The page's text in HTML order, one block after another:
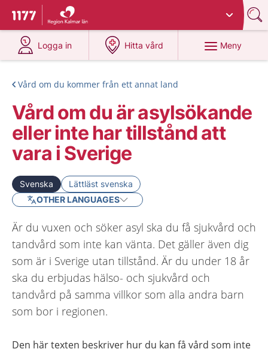
Till startsidan för 1177
Du har valt region
Logga in
på 1177.se
Hitta vård
på 1177.se
Meny
Vård om du kommer från ett annat land
Vård om du är asylsökande
eller inte har tillstånd att
vara i Sverige
Svenska
Lättläst svenska
OTHER LANGUAGES
Är du vuxen och söker asyl ska du få sjukvård och
tandvård som inte kan vänta. Det gäller även dig
som är i Sverige utan tillstånd. Är du under 18 år
ska du erbjudas hälso- och sjukvård och
tandvård på samma villkor som alla andra barn
som bor i regionen.
Den här texten beskriver hur du kan få vård som inte